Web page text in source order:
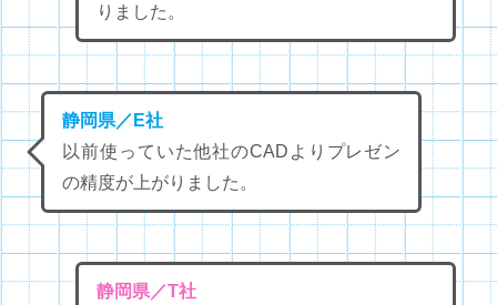
りました。
静岡県／E社
以前使っていた他社のCADよりプレゼン
の精度が上がりました。
静岡県／T社